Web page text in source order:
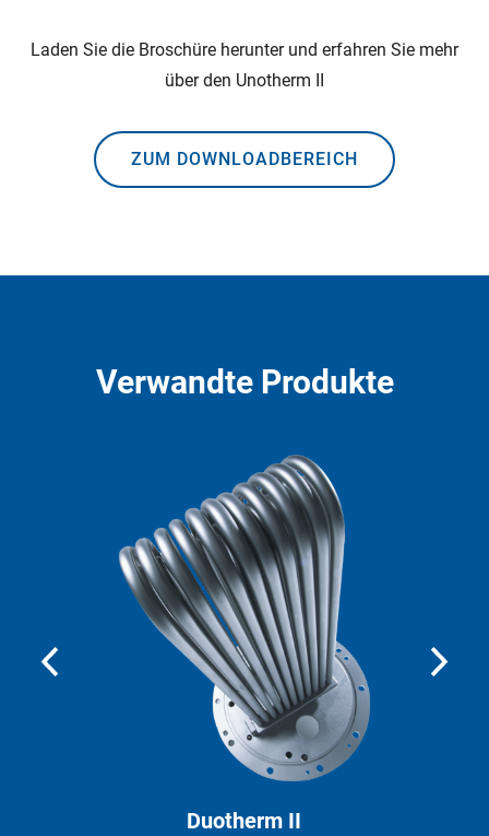
Laden Sie die Broschüre herunter und erfahren Sie mehr
über den Unotherm II
ZUM DOWNLOADBEREICH
Verwandte Produkte
Duotherm II